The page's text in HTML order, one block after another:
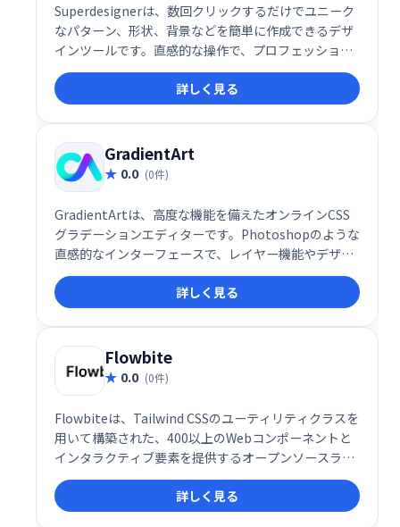
Superdesignerは、数回クリックするだけでユニーク
なパターン、形状、背景などを簡単に作成できるデザ
インツールです。直感的な操作で、プロフェッショナ
ルなデザインを素早く実現。創造性を自由に解き放
ち、デザインの可能性を広げましょう！
詳しく見る
GradientArt
0.0 (0件)
GradientArtは、高度な機能を備えたオンラインCSS
グラデーションエディターです。Photoshopのような
直感的なインターフェースで、レイヤー機能やデザイ
ンツールを利用し、イラスト、パターン、アイコンな
どを簡単に作成できます。無料のクラウドストレージ
も提供。複雑なグラデーションも手軽にデザインで
き、Webデザインやイラスト制作を効率化します。
詳しく見る
Flowbite
0.0 (0件)
Flowbiteは、Tailwind CSSのユーティリティクラスを
用いて構築された、400以上のWebコンポーネントと
インタラクティブ要素を提供するオープンソースライ
ブラリです。豊富なUIコンポーネントにより、迅速か
つ効率的なWeb開発を実現します。すぐに使える高品
質な要素で、開発時間を大幅に削減できます。
詳しく見る